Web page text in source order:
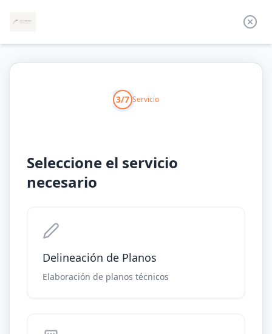
3/7 Servicio
Seleccione el servicio
necesario
Delineación de Planos
Elaboración de planos técnicos